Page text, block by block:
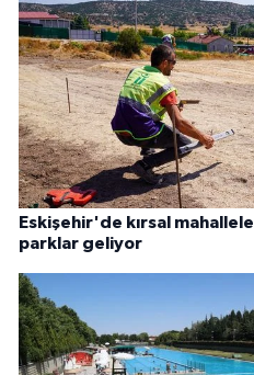
Eskişehir'de kırsal
parklar geliyor